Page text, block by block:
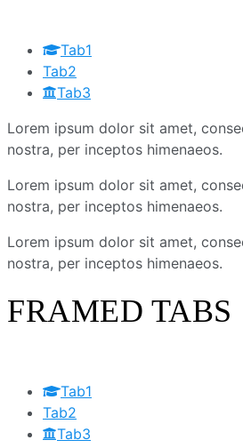
Tab1
Tab2
Tab3
Lorem ipsum dolor sit amet,
nostra, per inceptos himenaeos.
Lorem ipsum dolor sit amet,
nostra, per inceptos himenaeos.
Lorem ipsum dolor sit amet,
nostra, per inceptos himenaeos.
FRAMED TABS
Tab1
Tab2
Tab3